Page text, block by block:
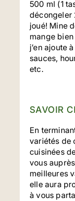
500 ml (1
décongeler
joué! Mine
mange
j’en ajoute
sauces,
etc.
SAVOIR
En
variétés de
cuisinées
vous
meilleures
elle aura
à vous